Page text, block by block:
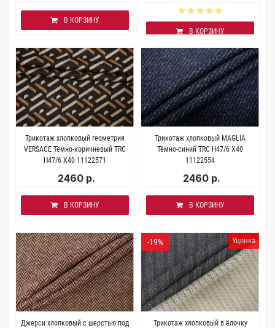
В КОРЗИНУ
В КОРЗИНУ
Трикотаж хлопковый геометрия
VERSACE Тёмно-коричневый TRC
H47/6 X40 11122571
2460 р.
В КОРЗИНУ
Трикотаж хлопковый MAGLIA
Тёмно-синий TRC H47/6 X40
11122554
2460 р.
В КОРЗИНУ
Джерси хлопковый с шерстью под
Уценка
-19%
Трикотаж хлопковый в ёлочку